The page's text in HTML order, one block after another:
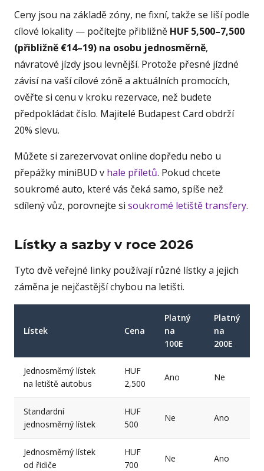
Ceny jsou na základě zóny, ne fixní, takže se liší podle
cílové lokality — počítejte přibližně HUF 5,500–7,500
(přibližně €14–19) na osobu jednosměrně,
návratové jízdy jsou levnější. Protože přesné jízdné
závisí na vaší cílové zóně a aktuálních promocích,
ověřte si cenu v kroku rezervace, než budete
předpokládat číslo. Majitelé Budapest Card obdrží
20% slevu.
Můžete si zarezervovat online dopředu nebo u
přepážky miniBUD v hale příletů. Pokud chcete
soukromé auto, které vás čeká samo, spíše než
sdílený vůz, porovnejte si soukromé letiště transfery.
Lístky a sazby v roce 2026
Tyto dvě veřejné linky používají různé lístky a jejich
záměna je nejčastější chybou na letišti.
Lístek Cena
Platný
na
100E
Platný
na
200E
Jednosměrný lístek
na letiště autobus
HUF
2,500
Ano Ne
Standardní
jednosměrný lístek
HUF
500
Ne Ano
Jednosměrný lístek
od řidiče
HUF
700
Ne Ano